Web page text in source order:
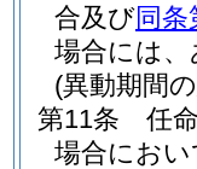
合及び同条
場合には
(異動期間
第11条
任
場合にお